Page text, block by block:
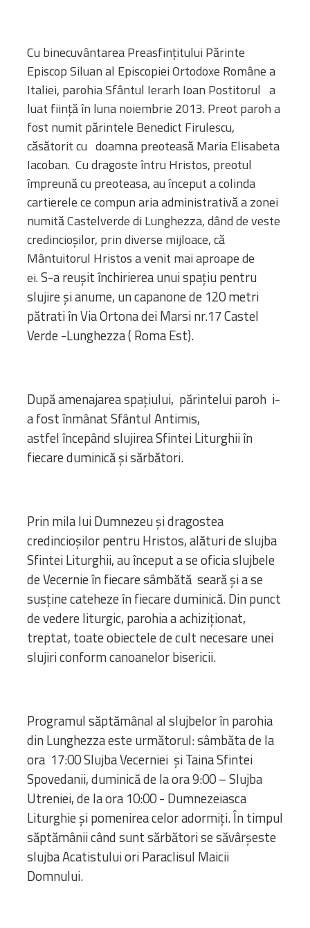
Cu binecuvântarea Preasfinţitului Părinte
Episcop Siluan al Episcopiei Ortodoxe Române a
Italiei, parohia Sfântul Ierarh Ioan Postitorul a
luat fiinţă în luna noiembrie 2013. Preot paroh a
fost numit părintele Benedict Firulescu,
căsătorit cu doamna preoteasă Maria Elisabeta
Iacoban. Cu dragoste întru Hristos, preotul
împreună cu preoteasa, au început a colinda
cartierele ce compun aria administrativă a zonei
numită Castelverde di Lunghezza, dând de veste
credincioşilor, prin diverse mijloace, că
Mântuitorul Hristos a venit mai aproape de
ei.S-a reuşit închirierea unui spaţiu pentru
slujire şi anume, un capanone de 120 metri
pătrati în Via Ortona dei Marsi nr.17 Castel
Verde -Lunghezza ( Roma Est).
După amenajarea spațiului, părintelui paroh i-
a fost înmânat Sfântul Antimis,
astfel începând slujirea Sfintei Liturghii în
fiecare duminică și sărbători.
Prin mila lui Dumnezeu şi dragostea
credincioşilor pentru Hristos, alături de slujba
Sfintei Liturghii, au început a se oficia slujbele
de Vecernie în fiecare sâmbătă seară şi a se
susţine cateheze în fiecare duminică. Din punct
de vedere liturgic, parohia a achiziţionat,
treptat, toate obiectele de cult necesare unei
slujiri conform canoanelor bisericii.
Programul săptămânal al slujbelor în parohia
din Lunghezza este următorul: sâmbăta de la
ora 17:00 Slujba Vecerniei și Taina Sfintei
Spovedanii, duminică de la ora 9:00 – Slujba
Utreniei, de la ora 10:00 - Dumnezeiasca
Liturghie și pomenirea celor adormiți. În timpul
săptămânii când sunt sărbători se săvârșeste
slujba Acatistului ori Paraclisul Maicii
Domnului.